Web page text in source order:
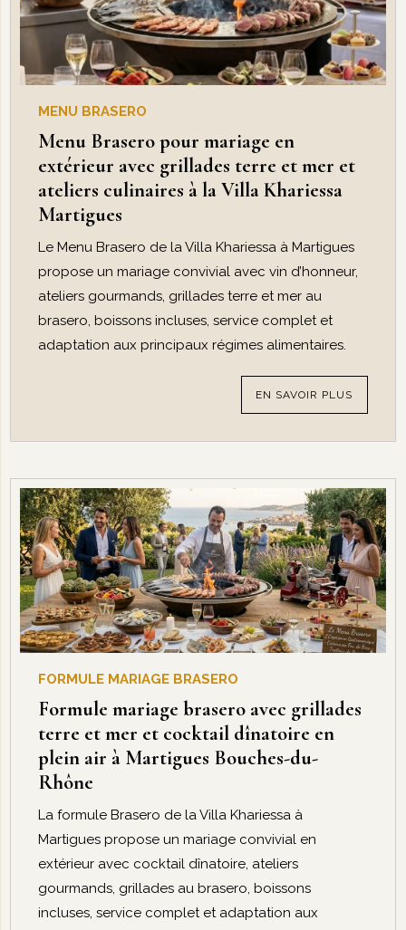
MENU BRASERO
Menu Brasero pour mariage en
extérieur avec grillades terre et mer et
ateliers culinaires à la Villa Khariessa
Martigues
Le Menu Brasero de la Villa Khariessa à Martigues
propose un mariage convivial avec vin d’honneur,
ateliers gourmands, grillades terre et mer au
brasero, boissons incluses, service complet et
adaptation aux principaux régimes alimentaires.
EN SAVOIR PLUS
FORMULE MARIAGE BRASERO
Formule mariage brasero avec grillades
terre et mer et cocktail dînatoire en
plein air à Martigues Bouches-du-
Rhône
La formule Brasero de la Villa Khariessa à
Martigues propose un mariage convivial en
extérieur avec cocktail dînatoire, ateliers
gourmands, grillades au brasero, boissons
incluses, service complet et adaptation aux